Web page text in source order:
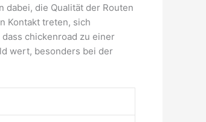
die Qualität der Routen
Kontakt treten, sich
chickenroad zu einer
wert, besonders bei der